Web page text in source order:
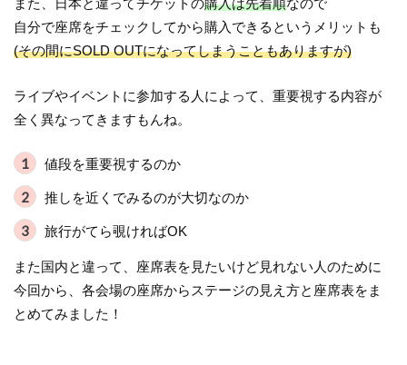
また、日本と違ってチケットの購入は先着順なので
自分で座席をチェックしてから購入できるというメリットも
(その間にSOLD OUTになってしまうこともありますが)
ライブやイベントに参加する人によって、重要視する内容が
全く異なってきますもんね。
値段を重要視するのか
推しを近くでみるのが大切なのか
旅行がてら覗ければOK
また国内と違って、座席表を見たいけど見れない人のために
今回から、各会場の座席からステージの見え方と座席表をま
とめてみました！